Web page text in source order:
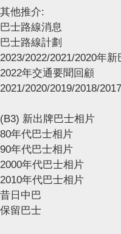
其他推介:
巴士路線消息
巴士路線計劃
2023/2022/2021/2020年
2022年交通要聞回顧
2021/2020/2019/2018/
(B3) 新出牌巴士相片
80年代巴士相片
90年代巴士相片
2000年代巴士相片
2010年代巴士相片
昔日中巴
保留巴士